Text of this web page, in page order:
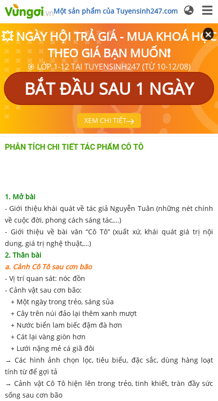
Một sản phẩm của Tuyensinh247.com
💥 NGÀY HỘI TRẢ GIÁ - MUA KHOÁ HỌC
THEO GIÁ BẠN MUỐN❗
🎯 LỚP 1-12 TẠI TUYENSINH247 (TỪ 10-12/08)
BẮT ĐẦU SAU 1 NGÀY
XEM CHI TIẾT
PHÂN TÍCH CHI TIẾT TÁC PHẨM CÔ TÔ
1. Mở bài
- Giới thiệu khái quát về tác giả Nguyễn Tuân (những nét chính
về cuộc đời, phong cách sáng tác,…)
- Giới thiệu về bài văn “Cô Tô” (xuất xứ, khái quát giá trị nội
dung, giá trị nghệ thuật,…)
2. Thân bài
a. Cảnh Cô Tô sau cơn bão
- Vị trí quan sát: nóc đồn
- Cảnh vật sau cơn bão:
+ Một ngày trong trẻo, sáng sủa
+ Cây trên núi đảo lại thêm xanh mượt
+ Nước biển lam biếc đậm đà hơn
+ Cát lại vàng giòn hơn
+ Lưới nặng mẻ cá giã đôi
→ Các hình ảnh chọn lọc, tiêu biểu, đặc sắc, dùng hàng loạt
tính từ để gợi tả
→ Cảnh vật Cô Tô hiện lên trong trẻo, tinh khiết, tràn đầy sức
sống sau cơn bão